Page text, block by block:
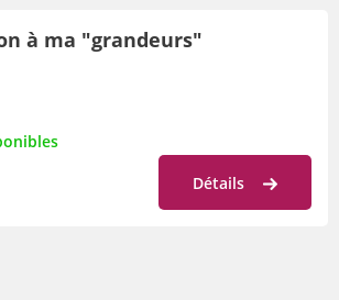
à ma "grandeurs"
Détails